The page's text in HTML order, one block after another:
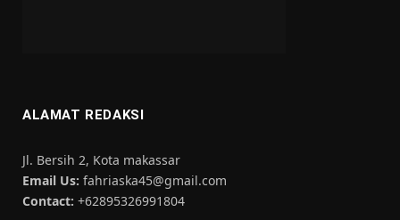
ALAMAT REDAKSI
Jl. Bersih 2, Kota makassar
Email Us: fahriaska45@gmail.com
Contact: +62895326991804